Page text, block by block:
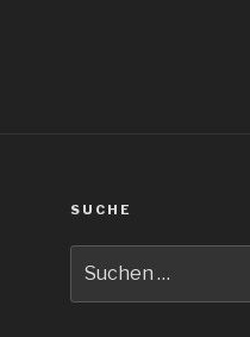
SUCHE
nach: